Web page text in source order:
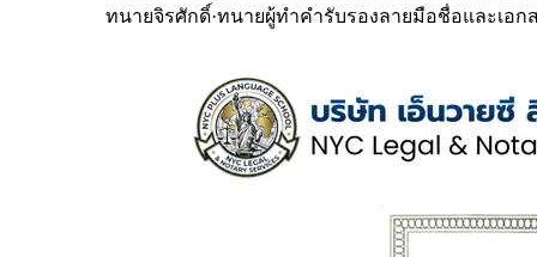
ทนายจิรศักดิ์·ทนายผู้ทำคำรับรองลายมือชื่อและเอก